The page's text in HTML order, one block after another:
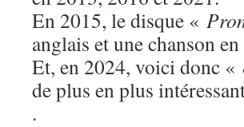
En 2015, le disque «
anglais et une chanson
Et, en 2024, voici donc «
de plus en plus
.